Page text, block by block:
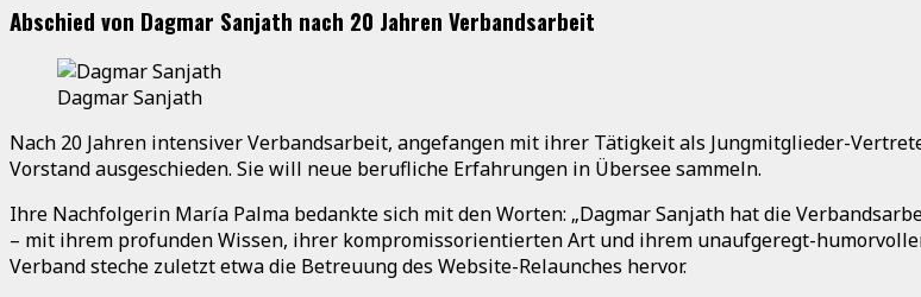
Abschied von Dagmar Sanjath nach 20 Jahren Verbandsarbeit
Dagmar Sanjath
Nach 20 Jahren intensiver Verbandsarbeit, angefangen mit ihrer Tätigkeit als Jungmitglieder-
Vorstand ausgeschieden. Sie will neue berufliche Erfahrungen in Übersee sammeln.
Ihre Nachfolgerin María Palma bedankte sich mit den Worten: „Dagmar Sanjath hat die
– mit ihrem profunden Wissen, ihrer kompromissorientierten Art und ihrem unaufgeregt-
Verband steche zuletzt etwa die Betreuung des Website-Relaunches hervor.